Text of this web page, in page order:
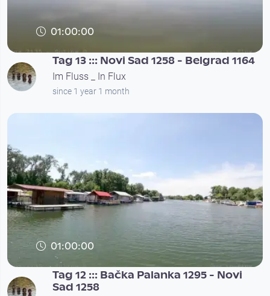
01:00:00
Tag 13 ::: Novi Sad 1258 - Belgrad 1164
Im Fluss _ In Flux
since 1 year 1 month
01:00:00
Tag 12 ::: Bačka Palanka 1295 - Novi
Sad 1258